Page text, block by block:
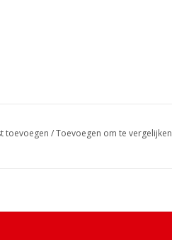
toevoegen /Toevoegen om te vergelijken